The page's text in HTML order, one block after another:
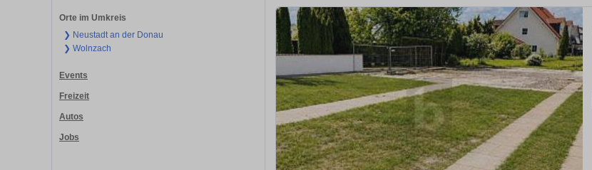
Orte im Umkreis
❯ Neustadt an der Donau
❯ Wolnzach
Events
Freizeit
Autos
Jobs